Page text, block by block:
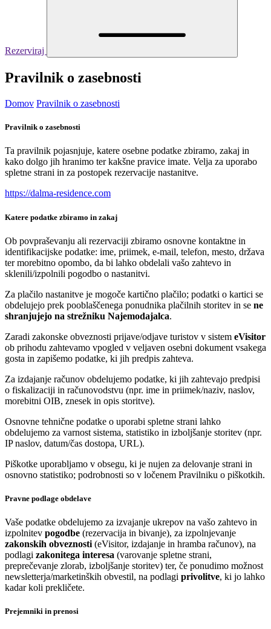
Rezerviraj
Pravilnik o zasebnosti
Domov Pravilnik o zasebnosti
Pravilnik o zasebnosti
Ta pravilnik pojasnjuje, katere osebne podatke zbiramo, zakaj in
kako dolgo jih hranimo ter kakšne pravice imate. Velja za uporabo
spletne strani in za postopek rezervacije nastanitve.
https://dalma-residence.com
Katere podatke zbiramo in zakaj
Ob povpraševanju ali rezervaciji zbiramo osnovne kontaktne in
identifikacijske podatke: ime, priimek, e-mail, telefon, mesto, država
ter morebitno opombo, da bi lahko obdelali vašo zahtevo in
sklenili/izpolnili pogodbo o nastanitvi.
Za plačilo nastanitve je mogoče kartično plačilo; podatki o kartici se
obdelujejo prek pooblaščenega ponudnika plačilnih storitev in se ne
shranjujejo na strežniku Najemodajalca.
Zaradi zakonske obveznosti prijave/odjave turistov v sistem eVisitor
ob prihodu zahtevamo vpogled v veljaven osebni dokument vsakega
gosta in zapišemo podatke, ki jih predpis zahteva.
Za izdajanje računov obdelujemo podatke, ki jih zahtevajo predpisi
o fiskalizaciji in računovodstvu (npr. ime in priimek/naziv, naslov,
morebitni OIB, znesek in opis storitve).
Osnovne tehnične podatke o uporabi spletne strani lahko
obdelujemo za varnost sistema, statistiko in izboljšanje storitev (npr.
IP naslov, datum/čas dostopa, URL).
Piškotke uporabljamo v obsegu, ki je nujen za delovanje strani in
osnovno statistiko; podrobnosti so v ločenem Pravilniku o piškotkih.
Pravne podlage obdelave
Vaše podatke obdelujemo za izvajanje ukrepov na vašo zahtevo in
izpolnitev pogodbe (rezervacija in bivanje), za izpolnjevanje
zakonskih obveznosti (eVisitor, izdajanje in hramba računov), na
podlagi zakonitega interesa (varovanje spletne strani,
preprečevanje zlorab, izboljšanje storitev) ter, če ponudimo možnost
newsletterja/marketinških obvestil, na podlagi privolitve, ki jo lahko
kadar koli prekličete.
Prejemniki in prenosi